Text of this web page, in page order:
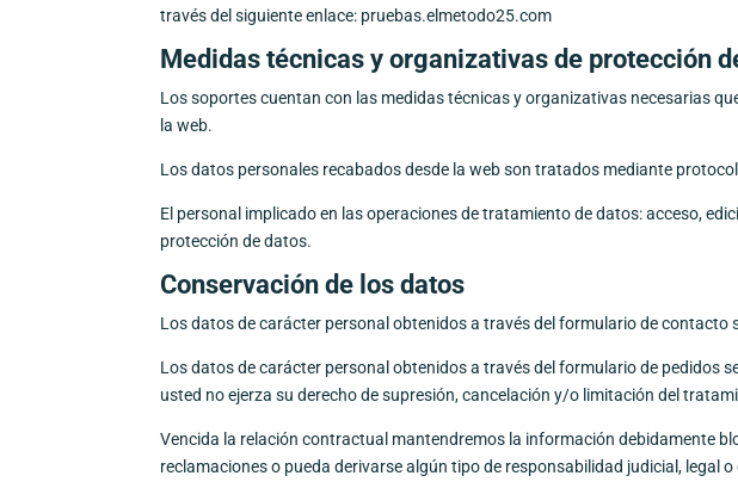
través del siguiente enlace: pruebas.elmetodo25.com
Medidas técnicas y organizativas de protección
Los soportes cuentan con las medidas técnicas y organizativas necesarias
la web.
Los datos personales recabados desde la web son tratados mediante
El personal implicado en las operaciones de tratamiento de datos: acceso,
protección de datos.
Conservación de los datos
Los datos de carácter personal obtenidos a través del formulario de
Los datos de carácter personal obtenidos a través del formulario de
usted no ejerza su derecho de supresión, cancelación y/o limitación del
Vencida la relación contractual mantendremos la información debidamente
reclamaciones o pueda derivarse algún tipo de responsabilidad judicial, legal